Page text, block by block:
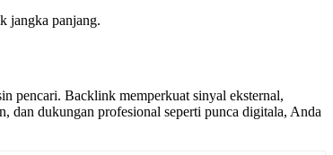
jangka panjang.
pencari. Backlink memperkuat sinyal eksternal,
dan dukungan profesional seperti punca digitala, Anda